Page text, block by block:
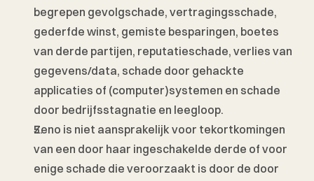
begrepen gevolgschade, vertragingsschade,
gederfde winst, gemiste besparingen, boetes
van derde partijen, reputatieschade, verlies van
gegevens/data, schade door gehackte
applicaties of (computer)systemen en schade
door bedrijfsstagnatie en leegloop.
Zeno is niet aansprakelijk voor tekortkomingen
van een door haar ingeschakelde derde of voor
enige schade die veroorzaakt is door de door